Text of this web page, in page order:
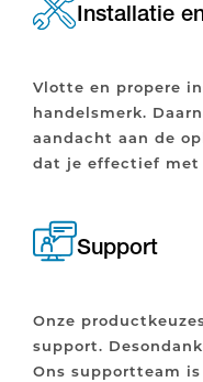
Installatie
Vlotte en propere
handelsmerk.
aandacht aan de
dat je effectief met
Support
Onze
support.
Ons supportteam